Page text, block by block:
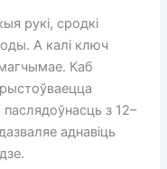
рукі, сродкі
А калі ключ
Каб
з 12–
аднавіць